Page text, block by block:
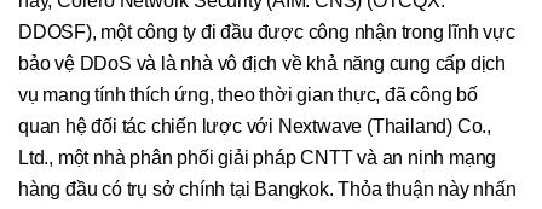
DDOSF), một công ty đi đầu được công nhận trong lĩnh vực
bảo vệ DDoS và là nhà vô địch về khả năng cung cấp dịch
vụ mang tính thích ứng, theo thời gian thực, đã công bố
quan hệ đối tác chiến lược với Nextwave (Thailand) Co.,
Ltd., một nhà phân phối giải pháp CNTT và an ninh mạng
hàng đầu có trụ sở chính tại Bangkok. Thỏa thuận này nhấn